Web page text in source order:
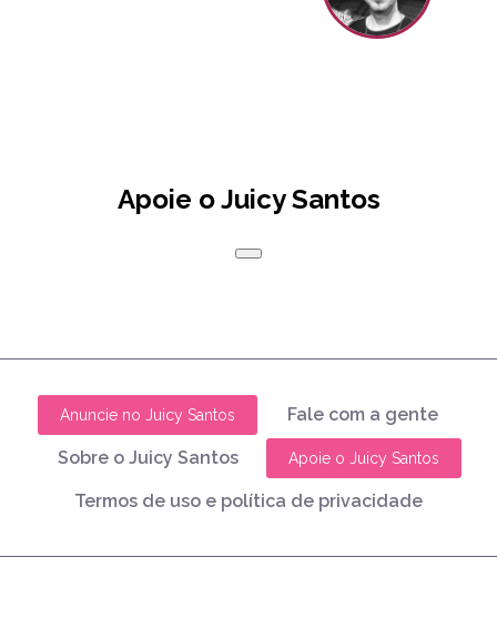
Apoie o Juicy Santos
Anuncie no Juicy Santos Fale com a gente
Sobre o Juicy Santos Apoie o Juicy Santos
Termos de uso e política de privacidade